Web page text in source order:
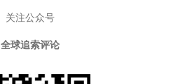
关注公众号
全球追索评论